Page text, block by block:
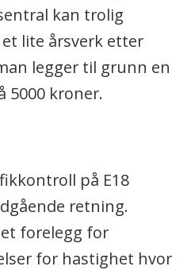
kan trolig
lite årsverk etter
legger til grunn en
5000 kroner.
på E18
retning.
forelegg for
for hastighet hvor